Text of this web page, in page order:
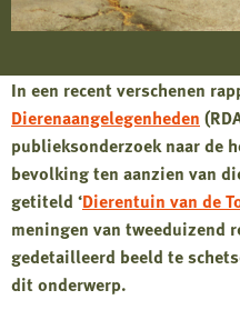
In een recent verschenen
Dierenaangelegenheden
publieksonderzoek naar de
bevolking ten aanzien van
getiteld ‘Dierentuin van de
meningen van tweeduizend
gedetailleerd beeld te
dit onderwerp.